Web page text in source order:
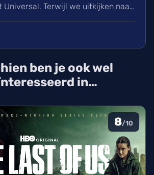
Universal. Terwijl we uitkijken naar
(2025), is de zoektocht naar
voor de film van 2027 gestart.
ben je ook wel
in…
8/10